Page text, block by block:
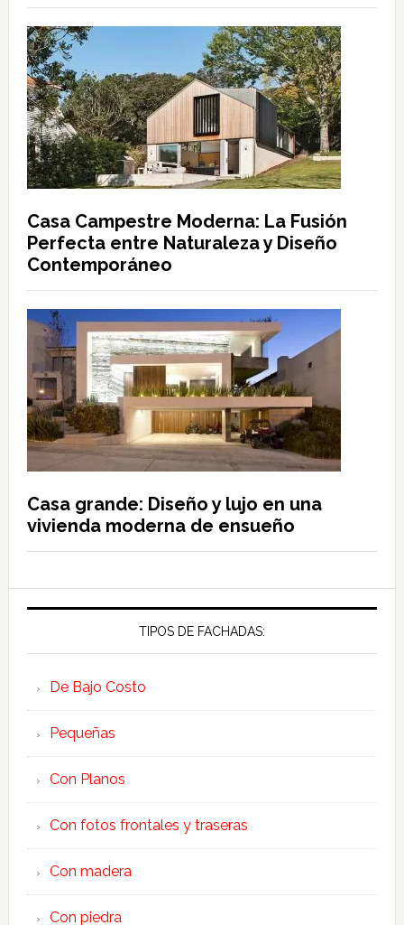
Casa Campestre Moderna: La Fusión
Perfecta entre Naturaleza y Diseño
Contemporáneo
Casa grande: Diseño y lujo en una
vivienda moderna de ensueño
TIPOS DE FACHADAS:
De Bajo Costo
Pequeñas
Con Planos
Con fotos frontales y traseras
Con madera
Con piedra